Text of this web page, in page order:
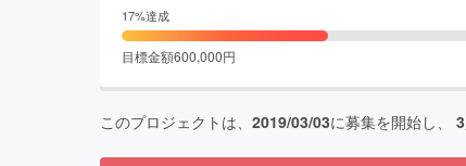
17%達成
目標金額600,000円
このプロジェクトは、 2019/03/03に募集を開始し、 3